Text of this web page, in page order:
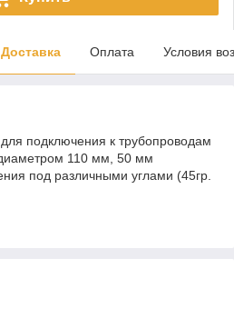
Доставка Оплата Условия
подключения к трубопроводам
110 мм, 50 мм
под различными углами (45гр.